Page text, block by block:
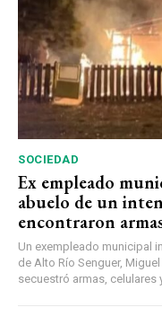
SOCIEDAD
Ex empleado
abuelo de un
encontraron
Un exempleado municipal
de Alto Río Senguer,
secuestró armas,